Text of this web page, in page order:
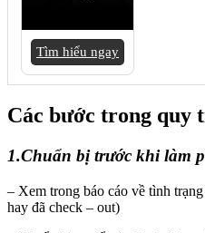
Tìm hiểu ngay
Các bước trong quy
1.Chuẩn bị trước khi làm
– Xem trong báo cáo về tình
hay đã check – out)